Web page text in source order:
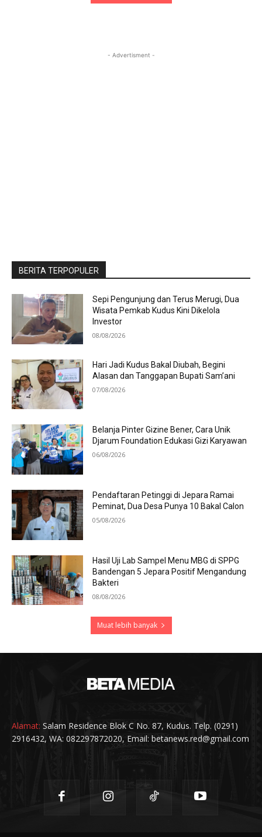
- Advertisment -
BERITA TERPOPULER
Sepi Pengunjung dan Terus Merugi, Dua
Wisata Pemkab Kudus Kini Dikelola
Investor
08/08/2026
Hari Jadi Kudus Bakal Diubah, Begini
Alasan dan Tanggapan Bupati Sam’ani
07/08/2026
Belanja Pinter Gizine Bener, Cara Unik
Djarum Foundation Edukasi Gizi Karyawan
06/08/2026
Pendaftaran Petinggi di Jepara Ramai
Peminat, Dua Desa Punya 10 Bakal Calon
05/08/2026
Hasil Uji Lab Sampel Menu MBG di SPPG
Bandengan 5 Jepara Positif Mengandung
Bakteri
08/08/2026
Muat lebih banyak
Alamat: Salam Residence Blok C No. 87, Kudus. Telp. (0291)
2916432, WA: 082297872020, Email: betanews.red@gmail.com